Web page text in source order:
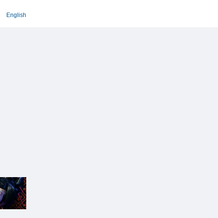
English